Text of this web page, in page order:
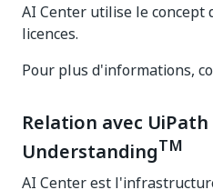
AI Center utilise le concept
licences.
Pour plus d'informations,
Relation avec UiPath
UnderstandingTM
AI Center est